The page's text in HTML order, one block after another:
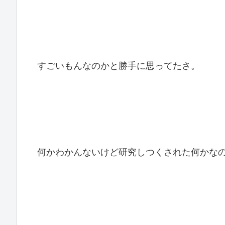
すごいもんなのかと勝手に思ってたさ。
何かわかんないけど研究しつくされた何かな